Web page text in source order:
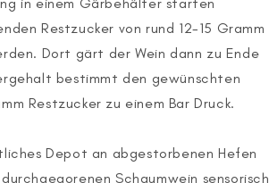
Restzucker von rund 12-15 Gramm
Dort gärt der Wein dann zu Ende
bestimmt den gewünschten
Restzucker zu einem Bar Druck.
Depot an abgestorbenen Hefen
Schaumwein sensorisch